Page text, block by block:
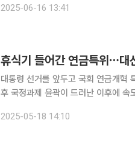
는 4월 30일 2차 전원회의를 끝으로
2025-06-16 13:41
휴식기 들어간 연금특위⋯대
대통령 선거를 앞두고 국회 연금개혁
후 국정과제 윤곽이 드러난 이후에 속도를 낼 것으로 보인다.
고, 대선 결과 및 국정과제 내용에 따
2025-05-18 14:10